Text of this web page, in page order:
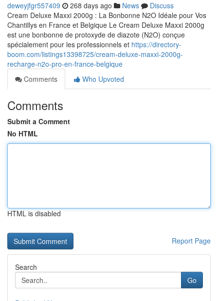
deweyjfgr557409 268 days ago News
Discuss
Cream Deluxe Maxxi 2000g : La Bonbonne N2O Idéale pour Vos
Chantillys en France et Belgique Le Cream Deluxe Maxxi 2000g
est une bonbonne de protoxyde de diazote (N2O) conçue
spécialement pour les professionnels et https://directory-
boom.com/listings13398725/cream-deluxe-maxxi-2000g-
recharge-n2o-pro-en-france-belgique
Comments
Who Upvoted
Comments
Submit a Comment
No HTML
HTML is disabled
Report Page
Search
Go